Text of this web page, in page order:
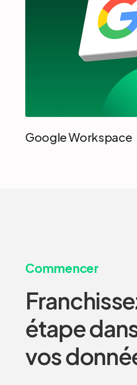
Google Workspace
Commencer
étape
vos